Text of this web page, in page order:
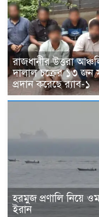
রাজধানীর উত্তরা
দালাল চক্রের ১৩ জন
প্রদান করেছে র‌্যাব-১
হরমুজ প্রণালি নিয়ে
ইরান